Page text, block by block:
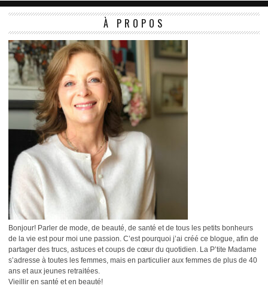
À PROPOS
Bonjour! Parler de mode, de beauté, de santé et de tous les petits bonheurs
de la vie est pour moi une passion. C’est pourquoi j’ai créé ce blogue, afin de
partager des trucs, astuces et coups de cœur du quotidien. La P’tite Madame
s’adresse à toutes les femmes, mais en particulier aux femmes de plus de 40
ans et aux jeunes retraitées.
Vieillir en santé et en beauté!